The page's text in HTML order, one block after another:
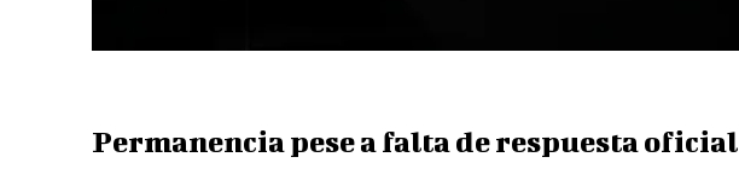
Permanencia pese a falta de respuesta oficial